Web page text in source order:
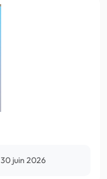
30 juin 2026